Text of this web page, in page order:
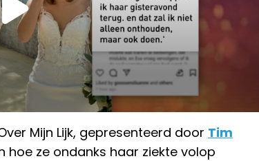
Mijn Lijk, gepresenteerd door Tim
hoe ze ondanks haar ziekte volop